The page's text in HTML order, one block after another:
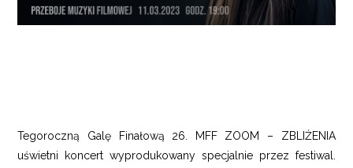
Tegoroczną Galę Finałową 26. MFF ZOOM – ZBLIŻENIA
uświetni koncert wyprodukowany specjalnie przez festiwal.